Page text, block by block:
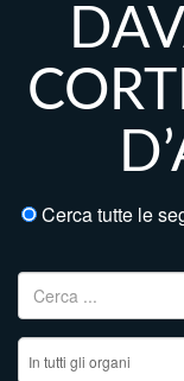
Cerca tutte le
Ricerca per: